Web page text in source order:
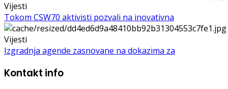
Vijesti
Tokom CSW70 aktivisti pozvali na inovativna
Vijesti
Izgradnja agende zasnovane na dokazima za
Kontakt info